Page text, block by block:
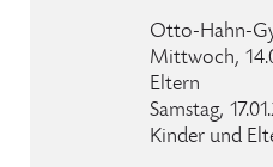
Otto-Hahn-
Mittwoch,
Eltern
Samstag,
Kinder und